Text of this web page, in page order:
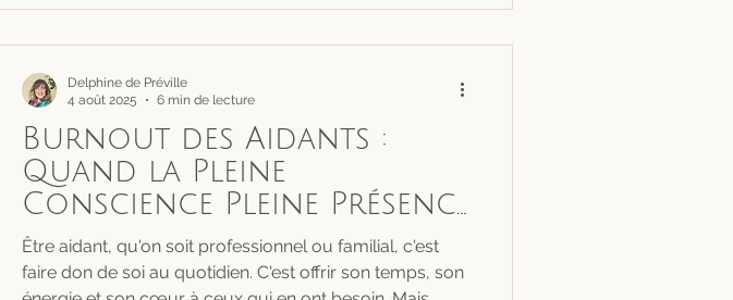
Burnout des Aidants :
Quand la Pleine
Conscience Pleine Présence
Devient Votre Rempart
Ultime
Être aidant, qu'on soit professionnel ou familial, c'est
faire don de soi au quotidien. C'est offrir son temps, son
Delphine de Préville
4 août 2025
6 min de lecture